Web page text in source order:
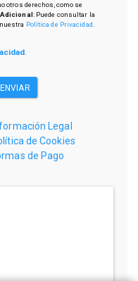
otros derechos, como se
: Puede consultar la
Política de Privacidad
.
ENVIAR
Legal
de Cookies
de Pago